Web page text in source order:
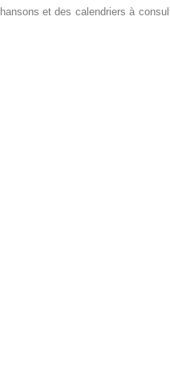
et des calendriers à